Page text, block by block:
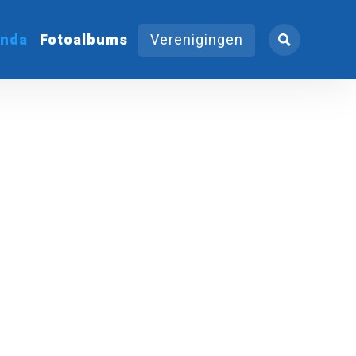
Fotoalbums Verenigingen